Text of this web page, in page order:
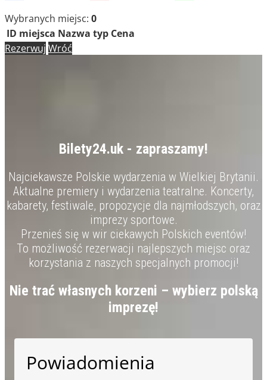
Wybranych miejsc: 0
ID miejsca Nazwa typ Cena
Rezerwuj Wróć
Bilety24.uk - zapraszamy!
Najciekawsze Polskie wydarzenia w Wielkiej Brytanii.
Aktualne premiery i wydarzenia teatralne. Koncerty,
kabarety, festiwale, propozycje dla najmłodszych, oraz
imprezy sportowe.
Przenieś się w wir ciekawych Polskich eventów!
To możliwość rezerwacji najlepszych miejsc oraz
korzystania z naszych specjalnych promocji!
Nie trać własnych korzeni – wybierz polską
imprezę!
Powiadomienia